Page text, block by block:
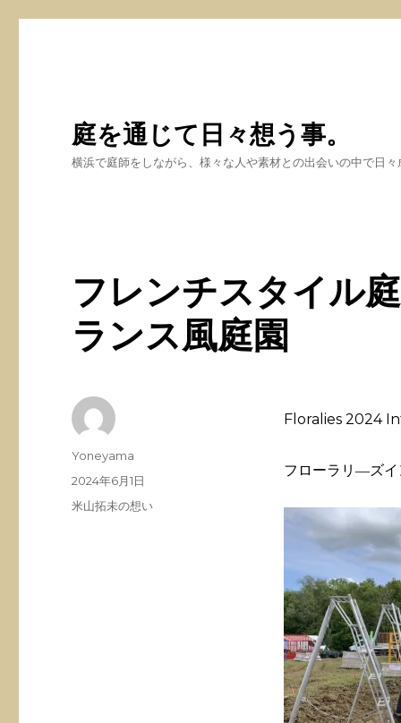
庭を通じて日々想う事。
横浜で庭師をしながら、様々な人や素材との出会いの中で日
フレンチスタイ
ランス風庭園
Floralies 2024
フローラリ―ズ
投
Yoneyama
投
稿
2024年6月1日
カ
米山拓未の想い